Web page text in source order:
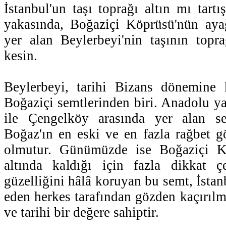
İstanbul'un taşı toprağı altın mı
yakasında, Boğaziçi Köprüsü'nün
yer alan Beylerbeyi'nin taşının
kesin.
Beylerbeyi, tarihi Bizans dönemine
Boğaziçi semtlerinden biri. Anadolu
ile Çengelköy arasında yer alan
Boğaz'ın en eski ve en fazla rağbet
olmutur. Günümüzde ise Boğaziçi
altında kaldığı için fazla dikkat
güzelliğini hâlâ koruyan bu semt,
eden herkes tarafından gözden
ve tarihi bir değere sahiptir.